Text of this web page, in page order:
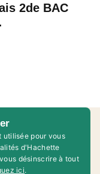
2de BAC
utilisée pour vous
d'Hachette
désinscrire à tout
ici.